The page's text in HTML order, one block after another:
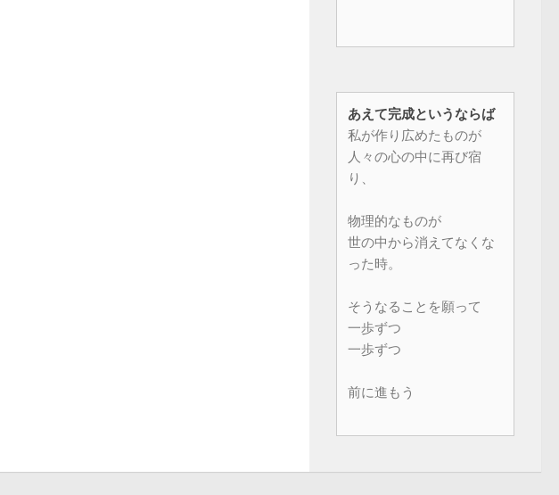
あえて完成というならば
私が作り広めたものが
人々の心の中に再び宿
り、
物理的なものが
世の中から消えてなくな
った時。
そうなることを願って
一歩ずつ
一歩ずつ
前に進もう